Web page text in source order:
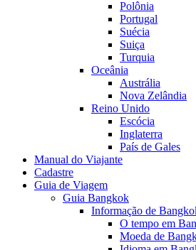
Polônia
Portugal
Suécia
Suiça
Turquia
Oceânia
Austrália
Nova Zelândia
Reino Unido
Escócia
Inglaterra
País de Gales
Manual do Viajante
Cadastre
Guia de Viagem
Guia Bangkok
Informação de
O tempo em
Moeda de